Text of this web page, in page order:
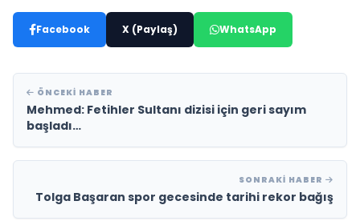
Facebook X (Paylaş) WhatsApp
ÖNCEKI HABER
Mehmed: Fetihler Sultanı dizisi için geri sayım
başladı…
SONRAKI HABER
Tolga Başaran spor gecesinde tarihi rekor bağış